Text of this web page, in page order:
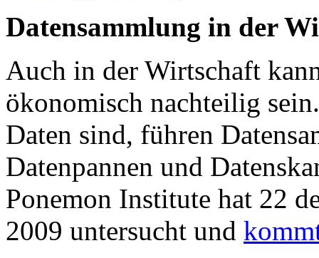
Datensammlung in der
Auch in der Wirtschaft
ökonomisch nachteilig
Daten sind, führen
Datenpannen und
Ponemon Institute hat 22
2009 untersucht und